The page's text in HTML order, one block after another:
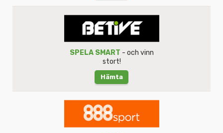
SPELA SMART - och vinn
stort!
Hämta